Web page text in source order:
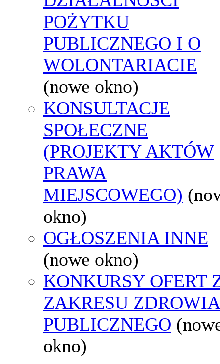
POŻYTKU
PUBLICZNEGO I O
WOLONTARIACIE
(nowe okno)
KONSULTACJE
SPOŁECZNE
(PROJEKTY AKTÓW
PRAWA
MIEJSCOWEGO)
okno)
OGŁOSZENIA INNE
(nowe okno)
KONKURSY OFERT
ZAKRESU ZDROWIA
PUBLICZNEGO
okno)